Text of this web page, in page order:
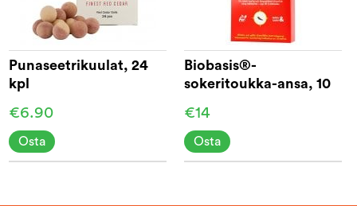
Punaseetrikuulat, 24
kpl
€6.90
Osta
Biobasis®-
sokeritoukka-ansa, 10
€14
Osta